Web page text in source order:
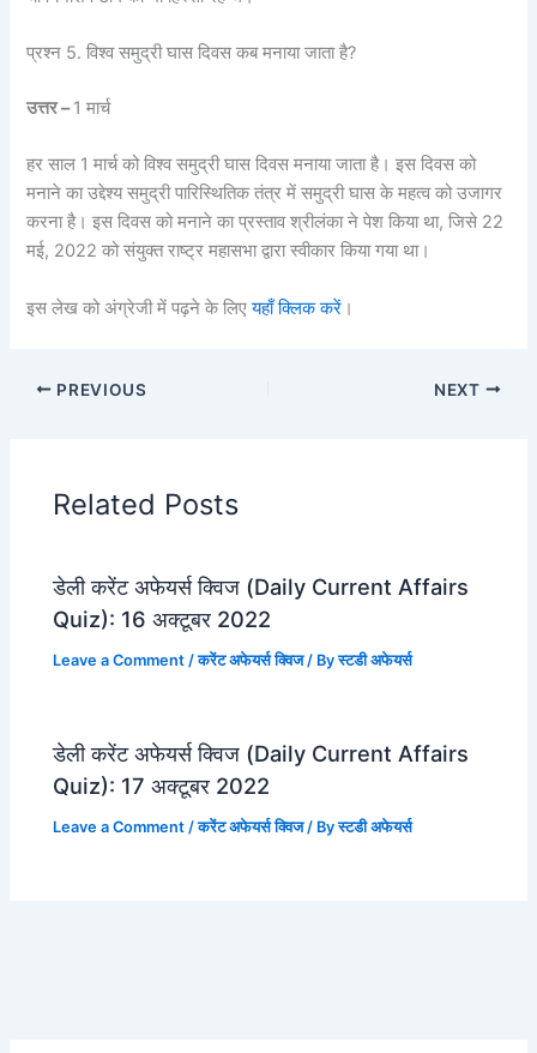
प्रश्न 5. विश्व समुद्री घास दिवस कब मनाया जाता है?
उत्तर –1 मार्च
हर साल 1 मार्च को विश्व समुद्री घास दिवस मनाया जाता है। इस दिवस को
मनाने का उद्देश्य समुद्री पारिस्थितिक तंत्र में समुद्री घास के महत्व को उजागर
करना है। इस दिवस को मनाने का प्रस्ताव श्रीलंका ने पेश किया था, जिसे 22
मई, 2022 को संयुक्त राष्ट्र महासभा द्वारा स्वीकार किया गया था।
इस लेख को अंग्रेजी में पढ़ने के लिएयहाँ क्लिक करें ।
PREVIOUS NEXT
Related Posts
डेली करेंट अफेयर्स क्विज (Daily Current Affairs
Quiz): 16 अक्टूबर 2022
Leave a Comment /करेंट अफेयर्स क्विज/ Byस्टडी अफेयर्स
डेली करेंट अफेयर्स क्विज (Daily Current Affairs
Quiz): 17 अक्टूबर 2022
Leave a Comment /करेंट अफेयर्स क्विज/ Byस्टडी अफेयर्स